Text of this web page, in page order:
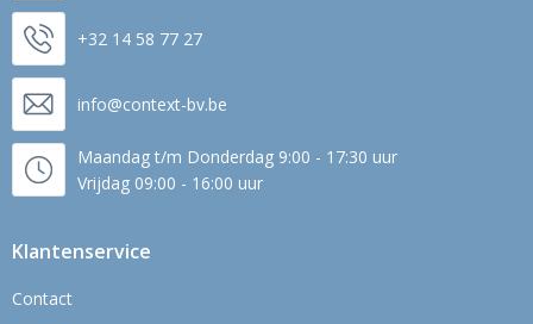
+32 14 58 77 27
info@context-bv.be
Maandag t/m Donderdag 9:00 - 17:30 uur
Vrijdag 09:00 - 16:00 uur
Klantenservice
Contact